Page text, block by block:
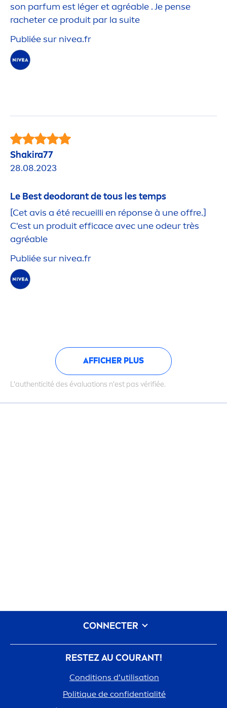
son parfum est léger et agréable . Je pense
racheter ce produit par la suite
Publiée sur nivea.fr
Shakira77
28.08.2023
Le Best deodorant de tous les temps
[Cet avis a été recueilli en réponse à une offre.]
C'est un produit efficace avec une odeur très
agréable
Publiée sur nivea.fr
AFFICHER PLUS
L'authenticité des évaluations n'est pas vérifiée.
RESTEZ AU COURANT!
Conditions d’utilisation
Politique de confidentialité
CONNECTER